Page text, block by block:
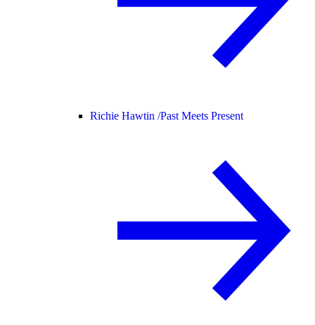
Richie Hawtin /Past Meets Present